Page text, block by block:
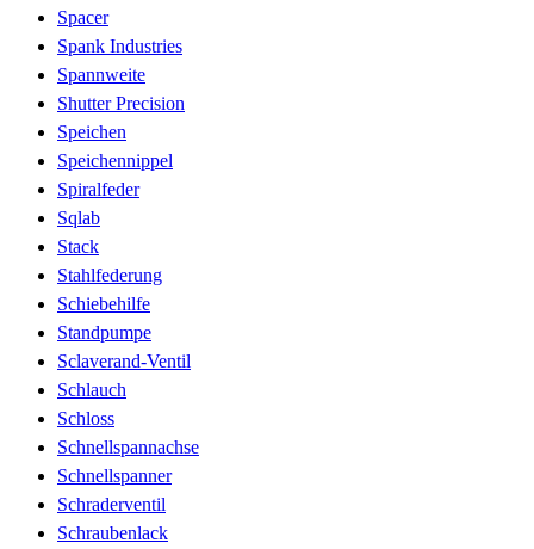
Spacer
Spank Industries
Spannweite
Shutter Precision
Speichen
Speichennippel
Spiralfeder
Sqlab
Stack
Stahlfederung
Schiebehilfe
Standpumpe
Sclaverand-Ventil
Schlauch
Schloss
Schnellspannachse
Schnellspanner
Schraderventil
Schraubenlack